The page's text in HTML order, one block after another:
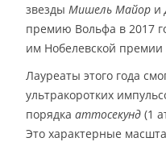
звезды Мишель Майор и
премию Вольфа в 2017
им Нобелевской премии
Лауреаты этого года
ультракоротких
порядка аттосекунд (1
Это характерные